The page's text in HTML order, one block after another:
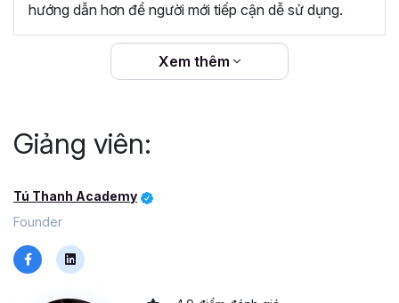
KHÓA HỌC NÀY PHÙ HỢP VỚI
CONTENT CREATOR:
ắt hẳn bạn sẽ muốn nâng cao thương hiệu cá nhân
trong mắt khán giả qua những video chỉn chu, sinh
động và bổ ích.
CHỦ SHOP ONLINE:
và mong muốn tạo ra những video quảng cáo hấp
dẫn cho sản phẩm của mình, tăng tỉ lệ chốt đơn.
hướng dẫn hơn để người mới tiếp cận dễ sử dụng.
Xem thêm
Giảng viên:
Tú Thanh Academy
Founder